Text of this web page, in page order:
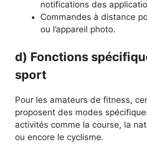
notifications des
Commandes à distance
ou l’appareil photo.
d) Fonctions
sport
Pour les amateurs de fitness,
proposent des modes
activités comme la course, la
ou encore le cyclisme.